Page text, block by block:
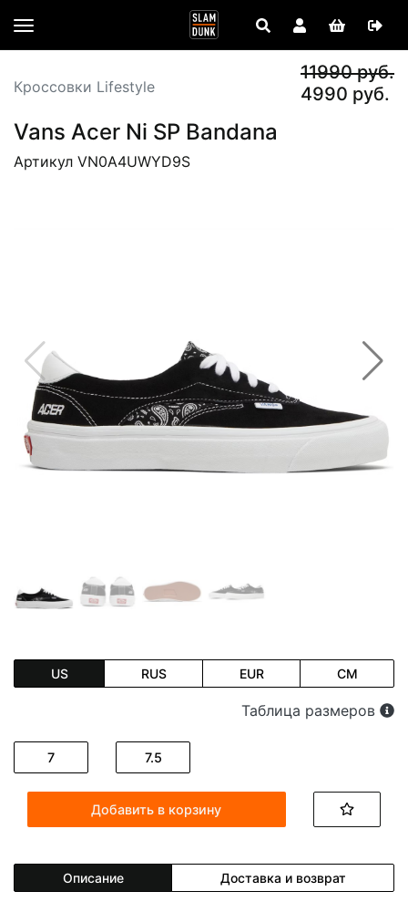
Кроссовки Lifestyle
11990 руб.
4990 руб.
Vans Acer Ni SP Bandana
Артикул VN0A4UWYD9S
US RUS EUR CM
Таблица размеров
7 7.5
Добавить в корзину
Описание Доставка и возврат